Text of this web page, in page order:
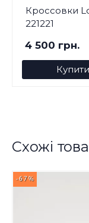
Кроссовки
221221
4 500 грн.
Купити
Схожі
-67%